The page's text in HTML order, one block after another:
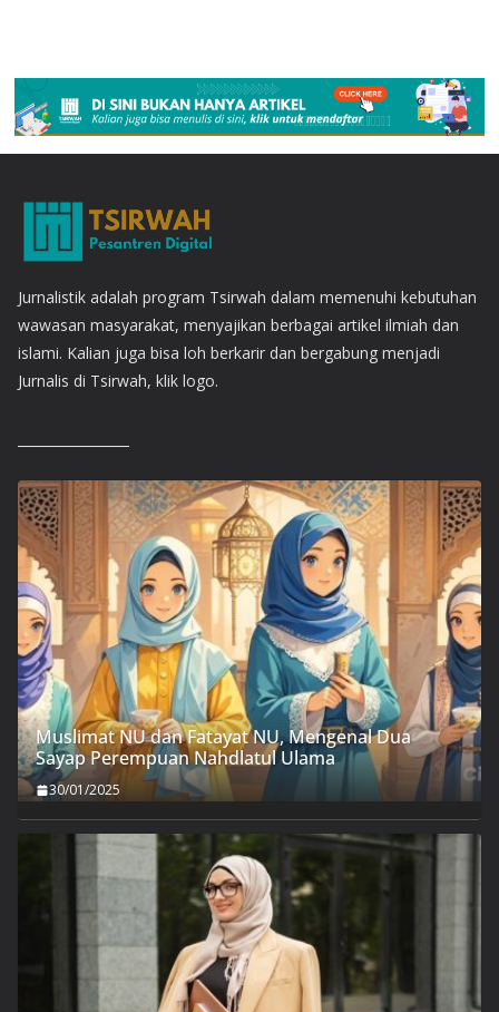
Jurnalistik adalah program Tsirwah dalam memenuhi kebutuhan
wawasan masyarakat, menyajikan berbagai artikel ilmiah dan
islami. Kalian juga bisa loh berkarir dan bergabung menjadi
Jurnalis di Tsirwah, klik logo.
Muslimat NU dan Fatayat NU, Mengenal Dua
Sayap Perempuan Nahdlatul Ulama
30/01/2025